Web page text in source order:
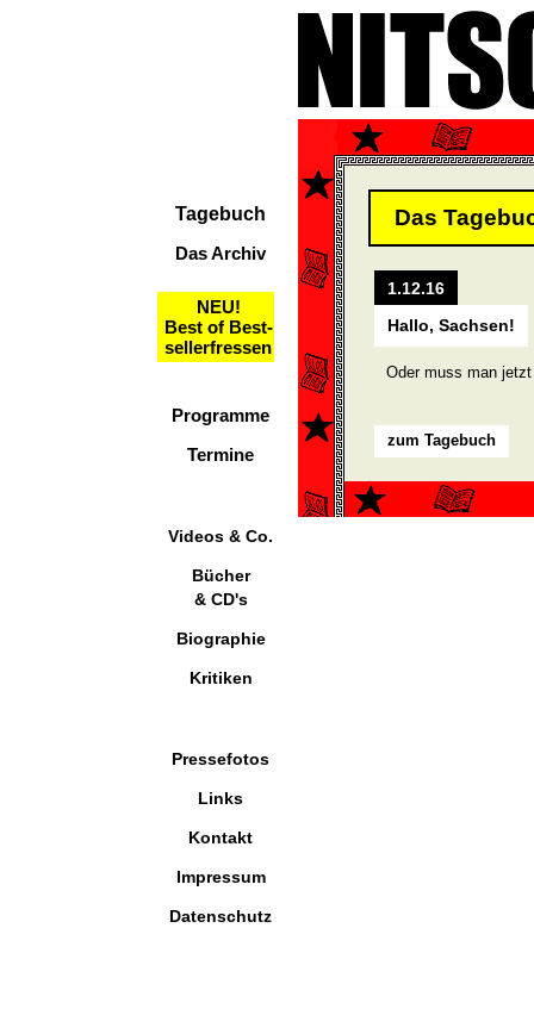
Tagebuch
Das Archiv
NEU!
Best of Best-
sellerfressen
Programme
Termine
Videos & Co.
Bücher
& CD's
Biographie
Kritiken
Pressefotos
Links
Kontakt
Impressum
Datenschutz
Das
1.12.16
Hallo, Sachsen!
Oder muss man jetzt
zum Tagebuch